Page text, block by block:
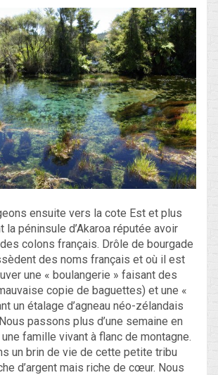
ensuite vers la cote Est et plus
la péninsule d’Akaroa réputée avoir
colons français. Drôle de bourgade
des noms français et où il est
une « boulangerie » faisant des
copie de baguettes) et une «
un étalage d’agneau néo-zélandais
passons plus d’une semaine en
famille vivant à flanc de montagne.
un brin de vie de cette petite tribu
d’argent mais riche de cœur. Nous